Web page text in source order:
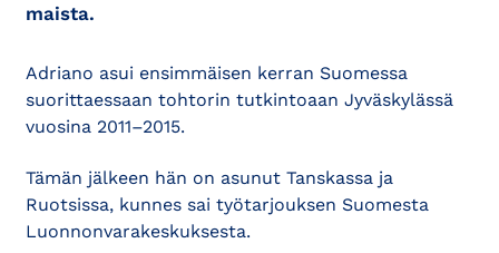
maista.
Adriano asui ensimmäisen kerran Suomessa
suorittaessaan tohtorin tutkintoaan Jyväskylässä
vuosina 2011–2015.
Tämän jälkeen hän on asunut Tanskassa ja
Ruotsissa, kunnes sai työtarjouksen Suomesta
Luonnonvarakeskuksesta.